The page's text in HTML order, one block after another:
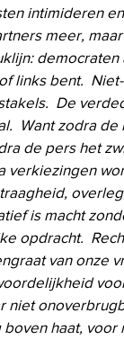
intimideren
meer,
links bent.
De
Want zodra
de pers het
verkiezingen
is macht
opdracht.
van onze
niet
haat,